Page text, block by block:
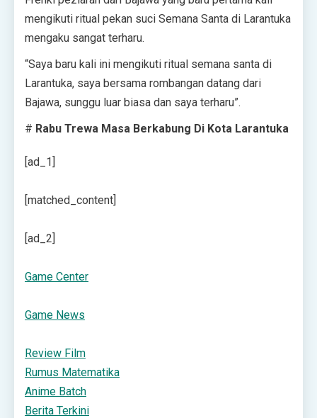
mengikuti ritual pekan suci Semana Santa di Larantuka
mengaku sangat terharu.
“Saya baru kali ini mengikuti ritual semana santa di
Larantuka, saya bersama rombangan datang dari
Bajawa, sunggu luar biasa dan saya terharu”.
# Rabu Trewa Masa Berkabung Di Kota Larantuka
[ad_1]
[matched_content]
[ad_2]
Game Center
Game News
Review Film
Rumus Matematika
Anime Batch
Berita Terkini